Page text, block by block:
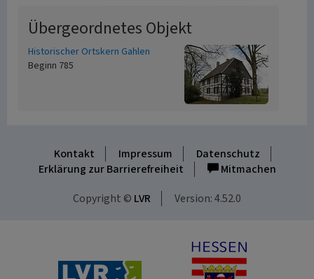
Übergeordnetes Objekt
Historischer Ortskern Gahlen
Beginn 785
Kontakt Impressum
Datenschutz
Erklärung zur Barrierefreiheit
Mitmachen
Copyright © LVR Version: 4.52.0